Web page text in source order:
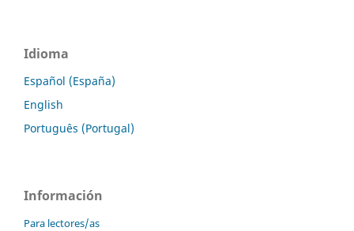
Idioma
Español (España)
English
Português (Portugal)
Información
Para lectores/as